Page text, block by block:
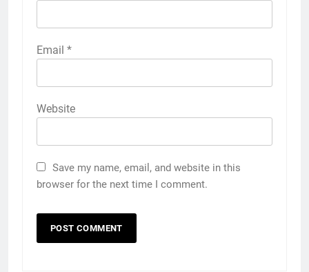
Email *
Website
Save my name, email, and website in this
browser for the next time I comment.